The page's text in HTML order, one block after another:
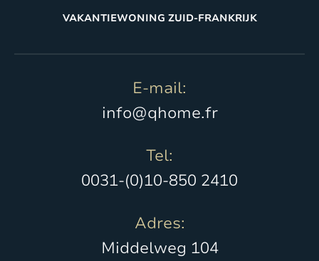
VAKANTIEWONING ZUID-FRANKRIJK
E-mail:
info@qhome.fr
Tel:
0031-(0)10-850 2410
Adres:
Middelweg 104